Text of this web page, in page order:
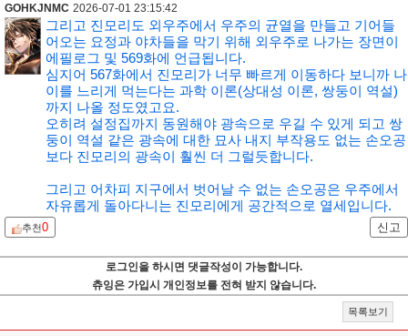
GOHKJNMC 2026-07-01 23:15:42
그리고 진모리도 외우주에서 우주의 균열을 만들고 기어들
어오는 요정과 야차들을 막기 위해 외우주로 나가는 장면이
에필로그 및 569화에 언급됩니다.
심지어 567화에서 진모리가 너무 빠르게 이동하다 보니까 나
이를 느리게 먹는다는 과학 이론(상대성 이론, 쌍둥이 역설)
까지 나올 정도였고요.
오히려 설정집까지 동원해야 광속으로 우길 수 있게 되고 쌍
둥이 역설 같은 광속에 대한 묘사 내지 부작용도 없는 손오공
보다 진모리의 광속이 훨씬 더 그럴듯합니다.
그리고 어차피 지구에서 벗어날 수 없는 손오공은 우주에서
자유롭게 돌아다니는 진모리에게 공간적으로 열세입니다.
추천0 신고
로그인을 하시면 댓글작성이 가능합니다.
츄잉은 가입시 개인정보를 전혀 받지 않습니다.
목록보기